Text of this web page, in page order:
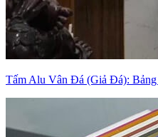
Tấm Alu Vân Đá (Giả Đá): Bảng